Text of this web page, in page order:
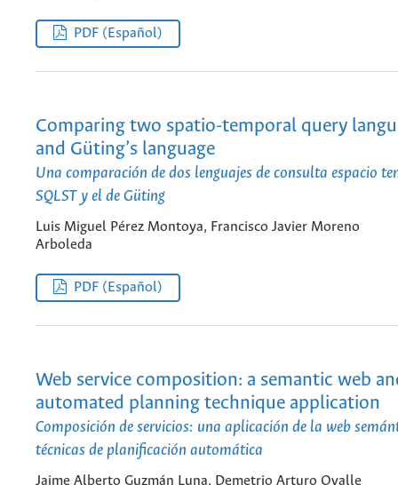
PDF (Español)
Comparing two spatio-temporal query
and Güting’s language
Una comparación de dos lenguajes de consulta espacio
SQLST y el de Güting
Luis Miguel Pérez Montoya, Francisco Javier Moreno
Arboleda
PDF (Español)
Web service composition: a semantic web
automated planning technique application
Composición de servicios: una aplicación de la web
técnicas de planificación automática
Jaime Alberto Guzmán Luna, Demetrio Arturo Ovalle